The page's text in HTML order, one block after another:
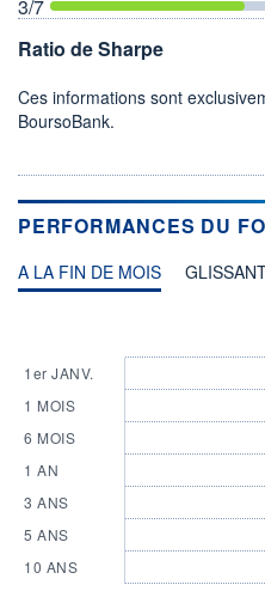
3/7
Ratio de Sharpe
Ces informations sont
BoursoBank.
PERFORMANCES DU
A LA FIN DE MOIS
1er JANV.
1 MOIS
6 MOIS
1 AN
3 ANS
5 ANS
10 ANS